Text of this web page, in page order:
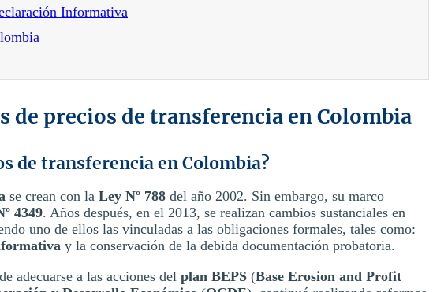
Informativa
de precios de transferencia en Colombia
de transferencia en Colombia?
se crean con la Ley Nº 788 del año 2002. Sin embargo, su marco
4349. Años después, en el 2013, se realizan cambios sustanciales en
uno de ellos las vinculadas a las obligaciones formales, tales como:
y la conservación de la debida documentación probatoria.
adecuarse a las acciones del plan BEPS (Base Erosion and Profit